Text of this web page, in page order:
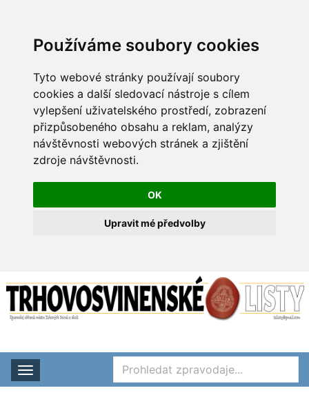
Používáme soubory cookies
Tyto webové stránky používají soubory
cookies a další sledovací nástroje s cílem
vylepšení uživatelského prostředí, zobrazení
přizpůsobeného obsahu a reklam, analýzy
návštěvnosti webových stránek a zjištění
zdroje návštěvnosti.
OK
Upravit mé předvolby
Rozbalit nabídku